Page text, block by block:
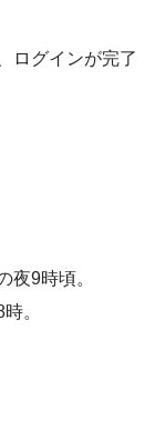
ログインが完了
夜9時頃。
。